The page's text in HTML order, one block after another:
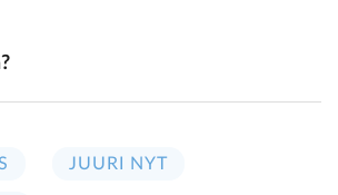
JUURI NYT